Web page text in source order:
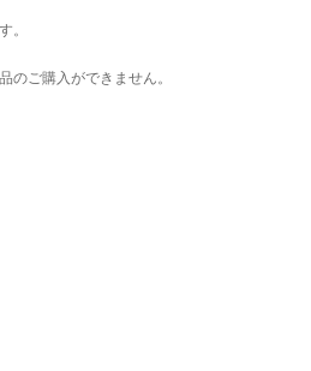
。
のご購入ができません。